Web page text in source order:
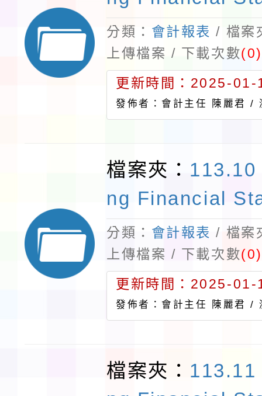
分類： 會計報表 / 檔案
上傳檔案 / 下載次數(0)
更新時間：2025-
發佈者：會計主任 陳麗君 /
檔案夾：
ng Financial
分類： 會計報表 / 檔案
上傳檔案 / 下載次數(0)
更新時間：2025-
發佈者：會計主任 陳麗君 /
檔案夾：